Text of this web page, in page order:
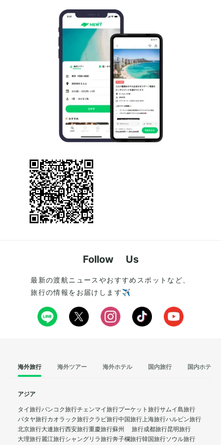
Follow Us
最新の渡航ニュースやおすすめスポットなど、
旅行の情報をお届けします✈️
海外旅行 海外ツアー 海外ホテル 国内旅行 国内ホテル
アジア
タイ旅行バンコク旅行チェンマイ旅行プーケット旅行サムイ島旅行
パタヤ旅行カオラック旅行クラビ旅行中国旅行上海旅行ハルビン旅行
北京旅行大連旅行西安旅行重慶旅行蘇州 旅行成都旅行昆明旅行
大理旅行麗江旅行シャングリラ旅行奔子欄旅行韓国旅行ソウル旅行